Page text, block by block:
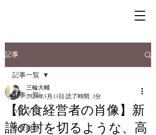
記事
記事一覧
グルメ
外食経営
記事一覧
【飲食経営者の肖像】新
譜の封を切るような、高
三輪大輔
2025年5月15日 読了時間: 3分